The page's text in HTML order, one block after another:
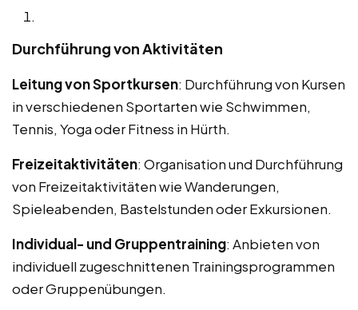
Durchführung von Aktivitäten
Leitung von Sportkursen: Durchführung von Kursen
in verschiedenen Sportarten wie Schwimmen,
Tennis, Yoga oder Fitness in Hürth.
Freizeitaktivitäten: Organisation und Durchführung
von Freizeitaktivitäten wie Wanderungen,
Spieleabenden, Bastelstunden oder Exkursionen.
Individual- und Gruppentraining: Anbieten von
individuell zugeschnittenen Trainingsprogrammen
oder Gruppenübungen.